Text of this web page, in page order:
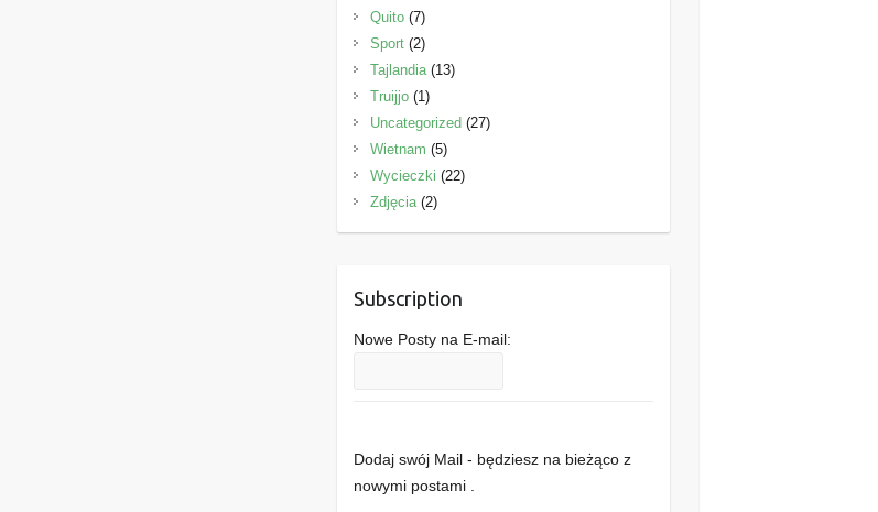
Quito(7)
Sport(2)
Tajlandia(13)
Truijjo(1)
Uncategorized (27)
Wietnam (5)
Wycieczki (22)
Zdjęcia(2)
Subscription
Nowe Posty na E-mail:
Dodaj swój Mail - będziesz na bieżąco z
nowymi postami .